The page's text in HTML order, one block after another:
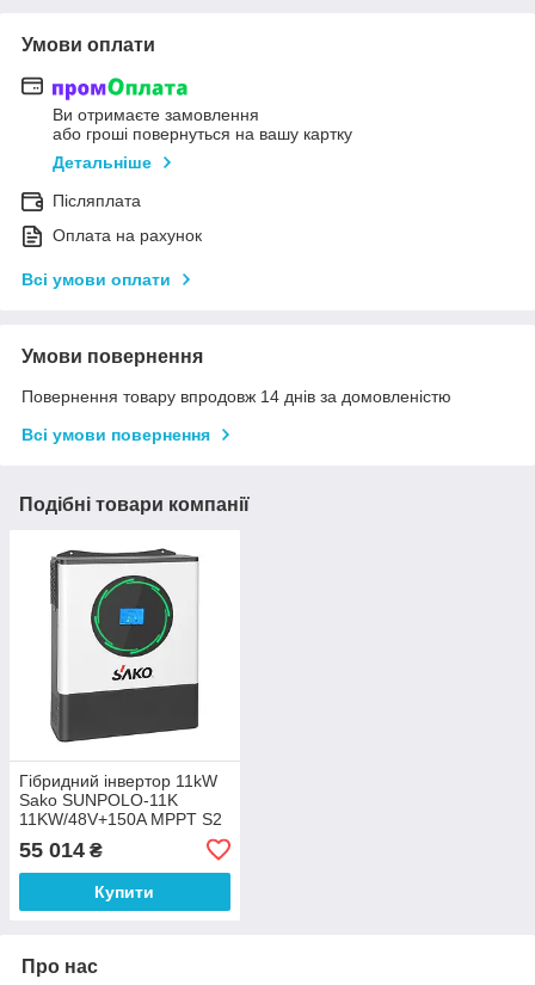
Умови оплати
Ви отримаєте замовлення
або гроші повернуться на вашу картку
Детальніше
Післяплата
Оплата на рахунок
Всі умови оплати
Умови повернення
Повернення товару впродовж 14 днів за домовленістю
Всі умови повернення
Подібні товари компанії
Гібридний інвертор 11kW
Sako SUNPOLO-11K
11KW/48V+150A MPPT S2
55 014 ₴
Купити
Про нас